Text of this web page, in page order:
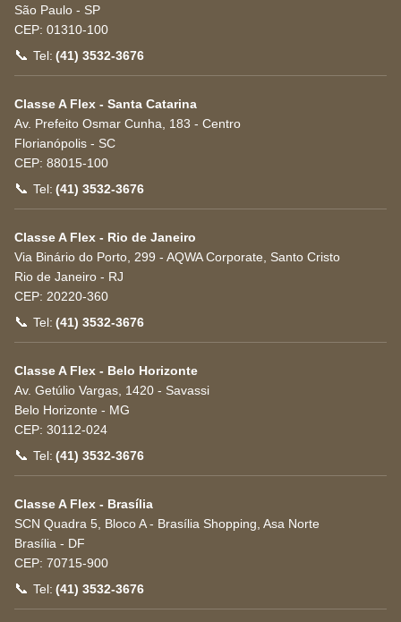
São Paulo - SP
CEP: 01310-100
📞 Tel: (41) 3532-3676
Classe A Flex - Santa Catarina
Av. Prefeito Osmar Cunha, 183 - Centro
Florianópolis - SC
CEP: 88015-100
📞 Tel: (41) 3532-3676
Classe A Flex - Rio de Janeiro
Via Binário do Porto, 299 - AQWA Corporate, Santo Cristo
Rio de Janeiro - RJ
CEP: 20220-360
📞 Tel: (41) 3532-3676
Classe A Flex - Belo Horizonte
Av. Getúlio Vargas, 1420 - Savassi
Belo Horizonte - MG
CEP: 30112-024
📞 Tel: (41) 3532-3676
Classe A Flex - Brasília
SCN Quadra 5, Bloco A - Brasília Shopping, Asa Norte
Brasília - DF
CEP: 70715-900
📞 Tel: (41) 3532-3676